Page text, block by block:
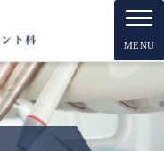
MENU